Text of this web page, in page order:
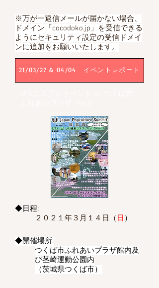
※万が一返信メールが届かない場合、
ドメイン「cocodoko.jp」を受信できる
ようにセキュリティ設定の受信ドメイ
ンに追加をお願いいたします。
21/03/27 & 04/04 イベントレポート
◆日程:
２０２１年３月１４日（ 日 ）
◆開催場所:
つくば市ふれあいプラザ館内及
び茎崎運動公園内
​（茨城県つくば市）